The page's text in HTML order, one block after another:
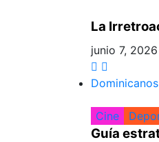
La
junio 7, 2026
Cine
Guía